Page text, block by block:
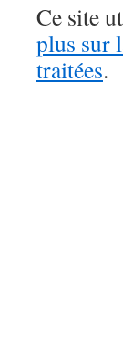
Ce site
plus sur
traitées.